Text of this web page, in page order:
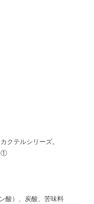
クテルシリーズ。
①
酸）、炭酸、苦味料